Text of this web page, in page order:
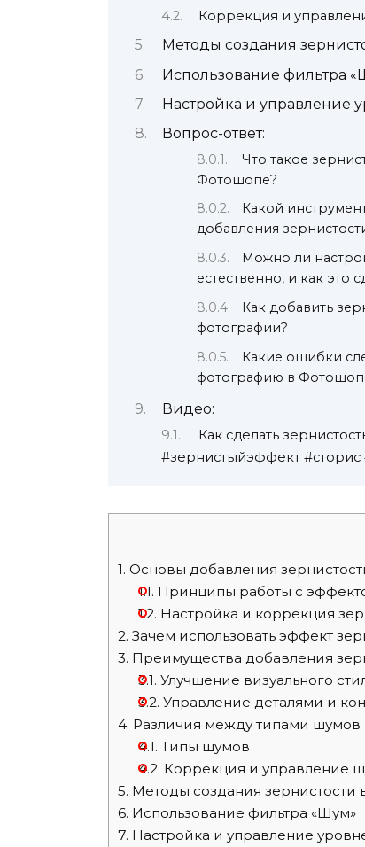
Коррекция и
Методы создания
Использование фильтра
Настройка и управление
Вопрос-ответ:
Что такое
Фотошопе?
Какой
добавления
Можно ли
естественно, и как это
Как добавить
фотографии?
Какие ошибки
фотографию в
Видео:
Как сделать
#зернистыйэффект #сторис
1. Основы добавления
1.1. Принципы работы с
1.2. Настройка и коррекция
2. Зачем использовать эффект
3. Преимущества добавления
3.1. Улучшение визуального
3.2. Управление деталями и
4. Различия между типами шумов
4.1. Типы шумов
4.2. Коррекция и управление
5. Методы создания зернистости
6. Использование фильтра «Шум»
7. Настройка и управление